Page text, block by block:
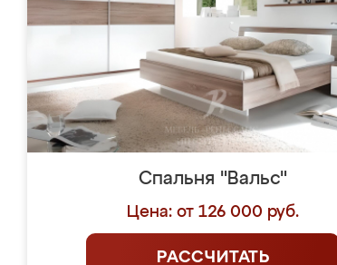
Спальня "Вальс"
Цена: от 126 000 руб.
РАССЧИТАТЬ